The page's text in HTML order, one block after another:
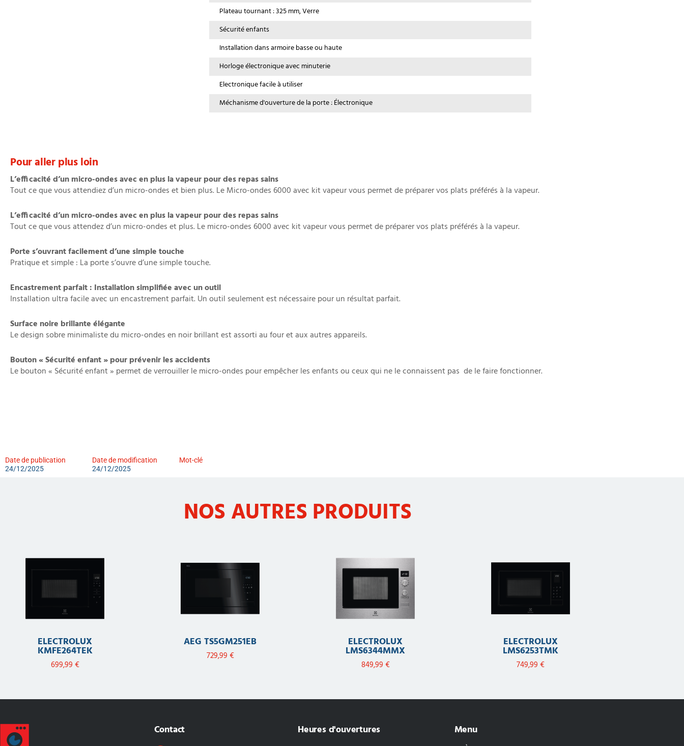
Plateau tournant : 325 mm, Verre
Sécurité enfants
Installation dans armoire basse ou haute
Horloge électronique avec minuterie
Electronique facile à utiliser
Méchanisme d'ouverture de la porte : Électronique
Pour aller plus loin
L’efficacité d’un micro-ondes avec en plus la vapeur pour des repas sains
Tout ce que vous attendiez d’un micro-ondes et bien plus. Le Micro-ondes 6000 avec kit vapeur vous permet de préparer vos plats préférés à la vapeur.
L’efficacité d’un micro-ondes avec en plus la vapeur pour des repas sains
Tout ce que vous attendez d’un micro-ondes et plus. Le micro-ondes 6000 avec kit vapeur vous permet de préparer vos plats préférés à la vapeur.
Porte s’ouvrant facilement d’une simple touche
Pratique et simple : La porte s’ouvre d’une simple touche.
Encastrement parfait : Installation simplifiée avec un outil
Installation ultra facile avec un encastrement parfait. Un outil seulement est nécessaire pour un résultat parfait.
Surface noire brillante élégante
Le design sobre minimaliste du micro-ondes en noir brillant est assorti au four et aux autres appareils.
Bouton « Sécurité enfant » pour prévenir les accidents
Le bouton « Sécurité enfant » permet de verrouiller le micro-ondes pour empêcher les enfants ou ceux qui ne le connaissent pas de le faire fonctionner.
Date de publication
24/12/2025
Date de modification
24/12/2025
Mot-clé
NOS AUTRES PRODUITS
ELECTROLUX
KMFE264TEK
699,99 €
AEG TS5GM251EB
729,99 €
ELECTROLUX
LMS6344MMX
849,99 €
ELECTROLUX
LMS6253TMK
749,99 €
Contact Heures d'ouvertures Menu